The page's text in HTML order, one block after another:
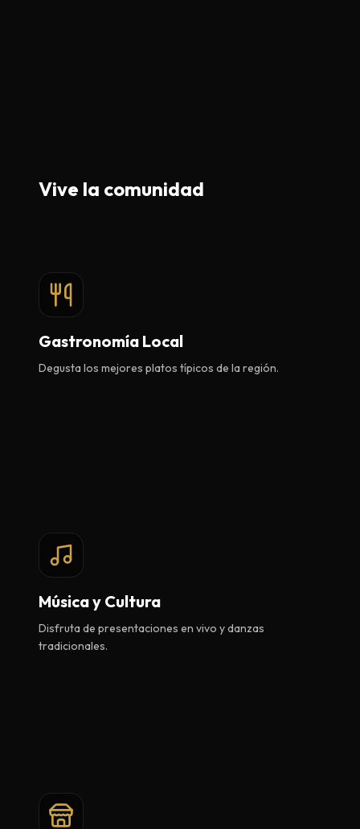
Vive la comunidad
Gastronomía Local
Degusta los mejores platos típicos de la región.
Música y Cultura
Disfruta de presentaciones en vivo y danzas
tradicionales.